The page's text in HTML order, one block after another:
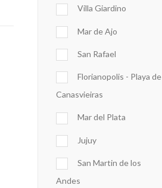
Villa Giardino
Mar de Ajo
San Rafael
Florianopolis - Playa de
Canasvieiras
Mar del Plata
Jujuy
San Martin de los
Andes